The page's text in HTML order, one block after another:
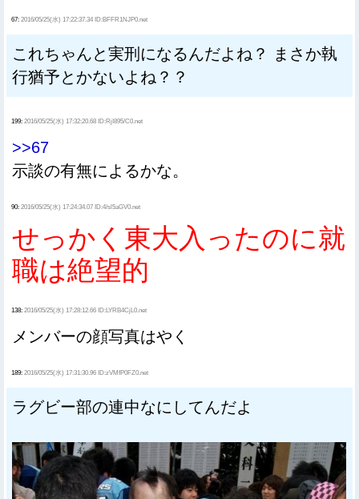
67: 2016/05/25(水) 17:22:37.34 ID:BFFR1NJP0.net
これちゃんと実刑になるんだよね？ まさか執
行猶予とかないよね？？
199: 2016/05/25(水) 17:32:20.68 ID:RjI895/C0.net
>>67
示談の有無によるかな。
90: 2016/05/25(水) 17:24:34.07 ID:4/sl5aGV0.net
せっかく東大入ったのに就
職は絶望的
138: 2016/05/25(水) 17:28:12.66 ID:LYRB4CjL0.net
メンバーの顔写真はやく
189: 2016/05/25(水) 17:31:30.96 ID:zVMfP0FZ0.net
ラグビー部の連中なにしてんだよ